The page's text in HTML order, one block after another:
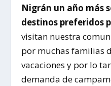
Nigrán un año más
destinos preferidos
visitan nuestra
por muchas familias
vacaciones y por lo
demanda de